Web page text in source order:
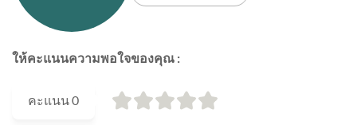
ให้คะแนนความพอใจของคุณ :
คะแนน0